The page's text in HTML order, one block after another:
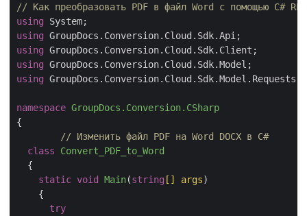
// Как преобразовать PDF в файл Word с помощью C#
using
using
using
using
using GroupDocs.Conversion.Cloud.Sdk.Model.Requests;
namespace GroupDocs.Conversion.CSharp
{
// Изменить файл PDF на Word DOCX в С#
class
Convert_PDF_to_Word
  {
static void Main(string [] args)
    {
try